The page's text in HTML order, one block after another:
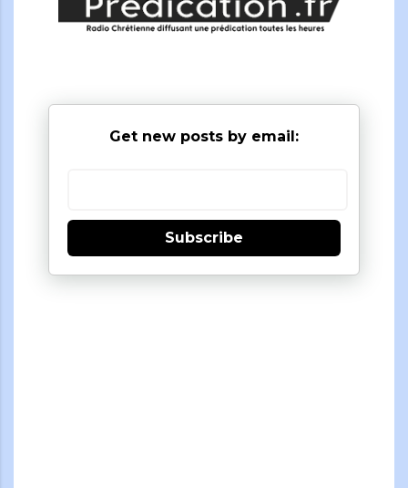
Get new posts by email:
Subscribe